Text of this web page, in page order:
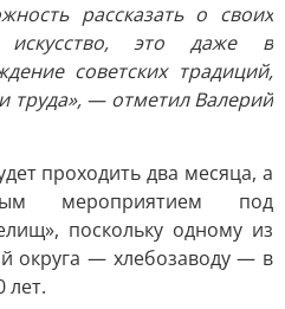
рассказать о своих
искусство, это даже в
советских традиций,
труда», — отметил Валерий
проходить два месяца, а
мероприятием под
поскольку одному из
округа — хлебозаводу — в
лет.